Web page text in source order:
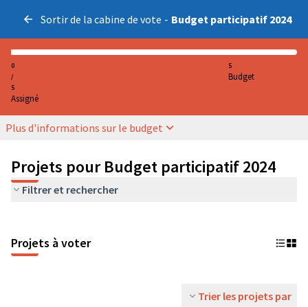
Sortir de la cabine de vote - Budget participatif 2024
0
/
5
Assigné
5
Budget
Plus d'informations sur le budget
Projets pour Budget participatif 2024
Filtrer et rechercher
Projets à voter
Trier les projets par